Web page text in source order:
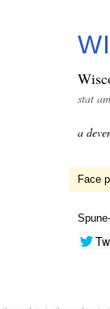
WI
stat
a
Face